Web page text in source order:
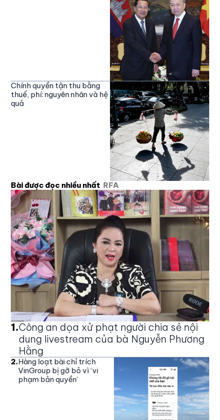
Chính quyền tận thu bằng
thuế, phí: nguyên nhân và hệ
quả
Bài được đọc nhiều nhất RFA
1.Công an dọa xử phạt người chia sẻ nội
dung livestream của bà Nguyễn Phương
Hằng
2.Hàng loạt bài chỉ trích
VinGroup bị gỡ bỏ vì ‘vi
phạm bản quyền’